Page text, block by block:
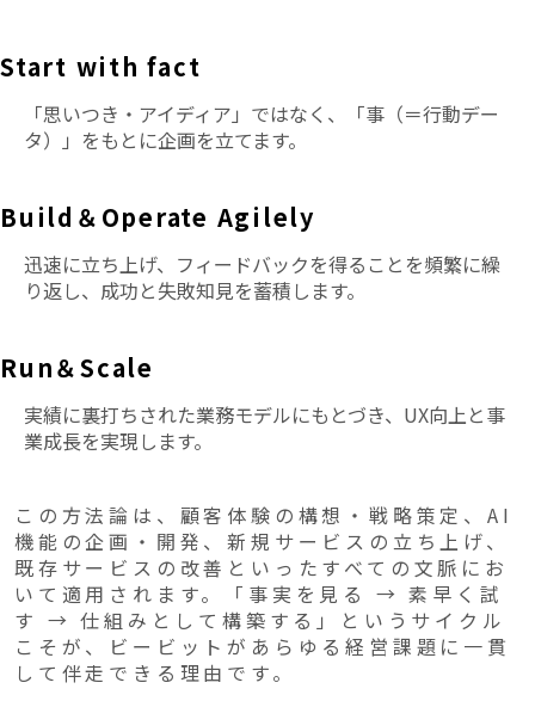
Start with fact
「思いつき・アイディア」ではなく、「事（＝行動デー
タ）」をもとに企画を立てます。
Build＆Operate Agilely
迅速に立ち上げ、フィードバックを得ることを頻繁に繰
り返し、成功と失敗知見を蓄積します。
Run＆Scale
実績に裏打ちされた業務モデルにもとづき、UX向上と事
業成長を実現します。
この方法論は、顧客体験の構想・戦略策定、AI
機能の企画・開発、新規サービスの立ち上げ、
既存サービスの改善といったすべての文脈にお
いて適用されます。「事実を見る → 素早く試
す → 仕組みとして構築する」というサイクル
こそが、ビービットがあらゆる経営課題に一貫
して伴走できる理由です。